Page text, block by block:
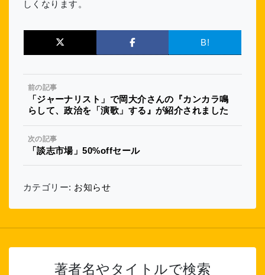
しくなります。
B!
前の記事
「ジャーナリスト」で岡大介さんの『カンカラ鳴
らして、政治を「演歌」する』が紹介されました
次の記事
「談志市場」50%offセール
カテゴリー: お知らせ
著者名やタイトルで検索